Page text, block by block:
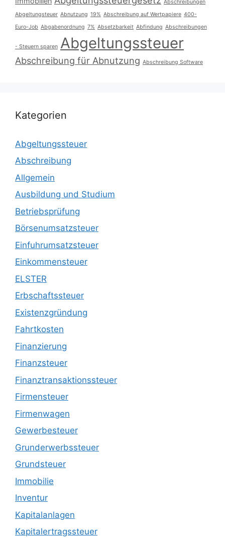
Abschreibungen
Abgeltungsteuer Abnutzung 19% Abschreibung auf Wertpapiere 400-
Euro-Job Abgabenordnung 7% Absetzbarkeit Abfindung Abschreibungen
- Steuern sparen Abgeltungssteuer
Abschreibung für Abnutzung Abschreibung Software
Kategorien
Abgeltungssteuer
Abschreibung
Allgemein
Ausbildung und Studium
Betriebsprüfung
Börsenumsatzsteuer
Einfuhrumsatzsteuer
Einkommensteuer
ELSTER
Erbschaftssteuer
Existenzgründung
Fahrtkosten
Finanzierung
Finanzsteuer
Finanztransaktionssteuer
Firmensteuer
Firmenwagen
Gewerbesteuer
Grunderwerbssteuer
Grundsteuer
Immobilie
Inventur
Kapitalanlagen
Kapitalertragssteuer